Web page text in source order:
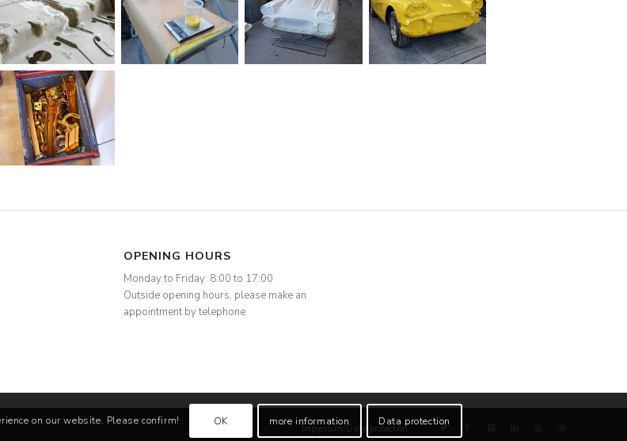
OPENING HOURS
Monday to Friday: 8:00 to 17:00
Outside opening hours, please make an
appointment by telephone.
Impressum/Data protection
on our website. Please confirm! OK more information Data protection